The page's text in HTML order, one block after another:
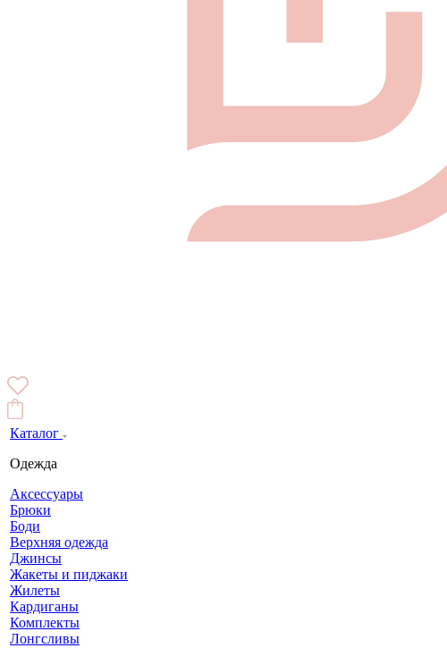
Каталог
Одежда
Аксессуары
Брюки
Боди
Верхняя одежда
Джинсы
Жакеты и пиджаки
Жилеты
Кардиганы
Комплекты
Лонгсливы